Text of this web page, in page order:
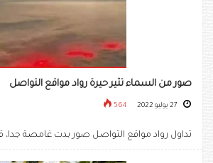
صور من السماء تثير حيرة رواد مواقع التواصل
564
تداول رواد مواقع التواصل صور بدت غامصة جدا،